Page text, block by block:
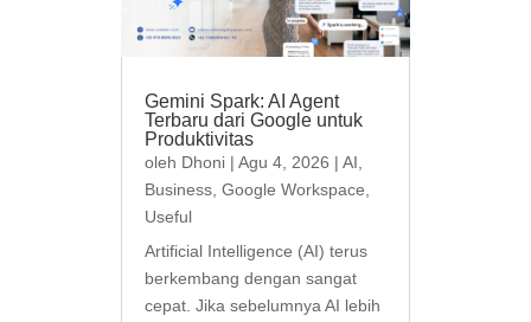
Gemini Spark: AI Agent
Terbaru dari Google untuk
Produktivitas
oleh Dhoni |Agu 4, 2026 |AI
Business ,Google Workspace
Useful
Artificial Intelligence (AI) terus
berkembang dengan sangat
cepat. Jika sebelumnya AI lebih